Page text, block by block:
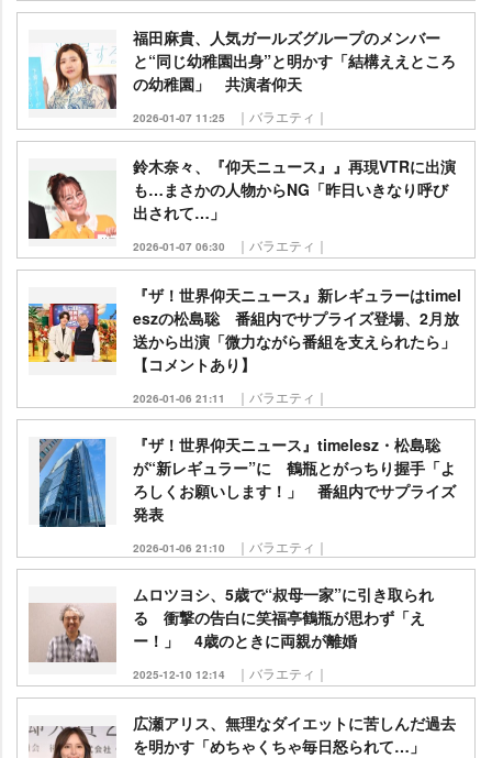
福田麻貴、人気ガールズグループのメンバー
と“同じ幼稚園出身”と明かす「結構ええところ
の幼稚園」 共演者仰天
2026-01-07 11:25 ｜バラエティ｜
鈴木奈々、『仰天ニュース』』再現VTRに出演
も…まさかの人物からNG「昨日いきなり呼び
出されて…」
2026-01-07 06:30 ｜バラエティ｜
『ザ！世界仰天ニュース』新レギュラーはtimel
eszの松島聡 番組内でサプライズ登場、2月放
送から出演「微力ながら番組を支えられたら」
【コメントあり】
2026-01-06 21:11 ｜バラエティ｜
『ザ！世界仰天ニュース』timelesz・松島聡
が“新レギュラー”に 鶴瓶とがっちり握手「よ
ろしくお願いします！」 番組内でサプライズ
発表
2026-01-06 21:10 ｜バラエティ｜
ムロツヨシ、5歳で“叔母一家”に引き取られ
る 衝撃の告白に笑福亭鶴瓶が思わず「え
ー！」 4歳のときに両親が離婚
2025-12-10 12:14 ｜バラエティ｜
広瀬アリス、無理なダイエットに苦しんだ過去
を明かす「めちゃくちゃ毎日怒られて…」